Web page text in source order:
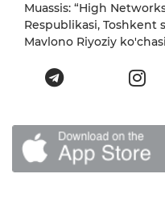
Muassis: “High
Respublikasi, Toshkent
Mavlono Riyoziy